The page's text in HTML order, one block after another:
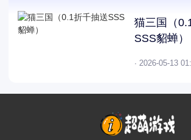
猫三国（
SSS貂蝉）
· 2026-05-13